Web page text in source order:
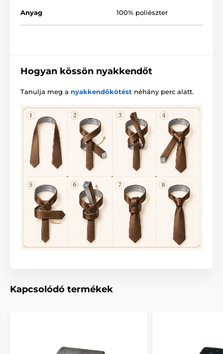
Anyag 100% poliészter
Hogyan kössön nyakkendőt
Tanulja meg a nyakkendőkötést néhány perc alatt.
Kapcsolódó termékek